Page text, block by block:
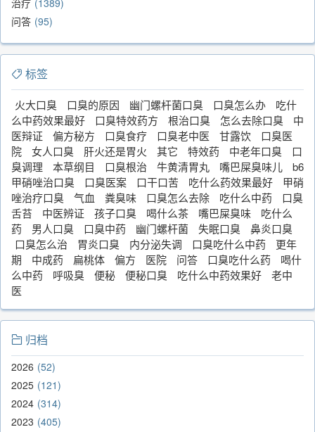
问答 95
标签
火大口臭 口臭的原因 幽门螺杆菌口臭 口臭怎么办
吃什
么中药效果最好
口臭特效药方 根治口臭 怎么去除口臭
中
医辩证
偏方秘方 口臭食疗 口臭老中医 甘露饮
口臭医
院
女人口臭 肝火还是胃火 其它 特效药 中老年口臭
口
臭调理
本草纲目 口臭根治 牛黄清胃丸 嘴巴屎臭味儿
b6
甲硝唑治口臭
口臭医案 口干口苦 吃什么药效果最好
甲硝
唑治疗口臭
气血 粪臭味 口臭怎么去除 吃什么中药
口臭
舌苔
中医辨证 孩子口臭 喝什么茶 嘴巴屎臭味
吃什么
药
男人口臭 口臭中药 幽门螺杆菌 失眠口臭
鼻炎口臭
口臭怎么治
胃炎口臭 内分泌失调 口臭吃什么中药
更年
期
中成药 扁桃体 偏方 医院 问答 口臭吃什么药
喝什
么中药
呼吸臭 便秘 便秘口臭 吃什么中药效果好
老中
医
归档
2026 52
2025 121
2024 314
2023 405